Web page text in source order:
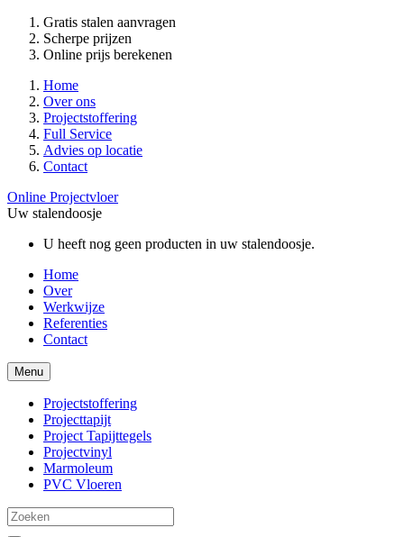
Gratis stalen aanvragen
Scherpe prijzen
Online prijs berekenen
Home
Over ons
Projectstoffering
Full Service
Advies op locatie
Contact
Online Projectvloer
Uw stalendoosje
U heeft nog geen producten in uw stalendoosje.
Home
Over
Werkwijze
Referenties
Contact
Menu
Projectstoffering
Projecttapijt
Project Tapijttegels
Projectvinyl
Marmoleum
PVC Vloeren